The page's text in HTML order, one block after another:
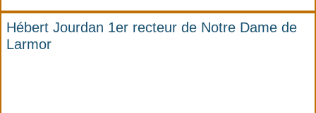
Hébert Jourdan 1er recteur de Notre Dame de
Larmor